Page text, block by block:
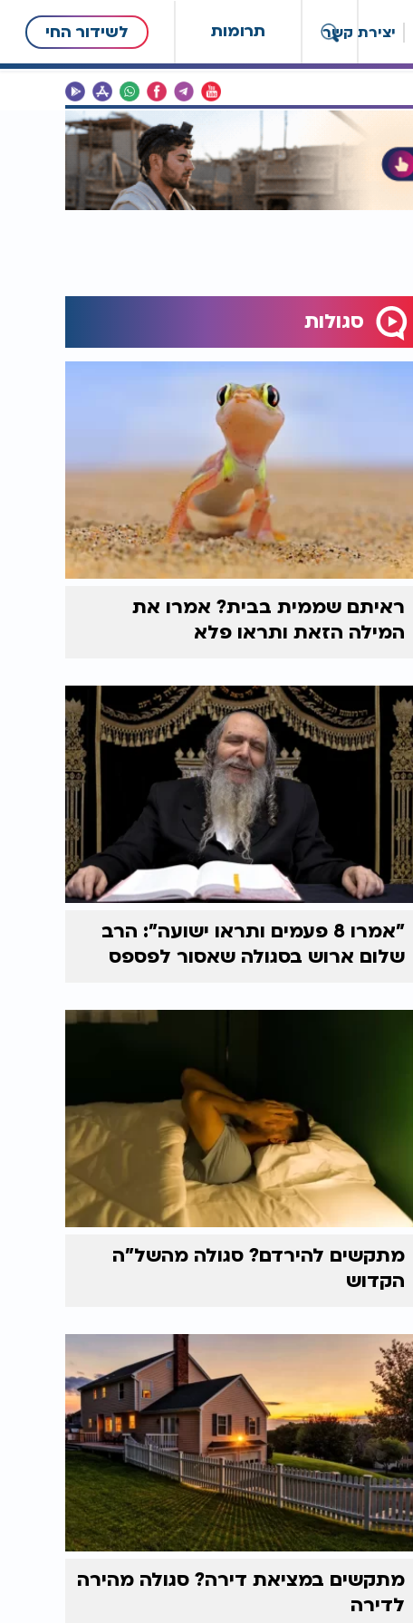
תרומות לשידור החי יצירת קשר
סגולות
ראיתם שממית בבית? אמרו את
המילה הזאת ותראו פלא
"אמרו 8 פעמים ותראו ישועה": הרב
שלום ארוש בסגולה שאסור לפספס
מתקשים להירדם? סגולה מהשל"ה
הקדוש
מתקשים במציאת דירה? סגולה מהירה
לדירה